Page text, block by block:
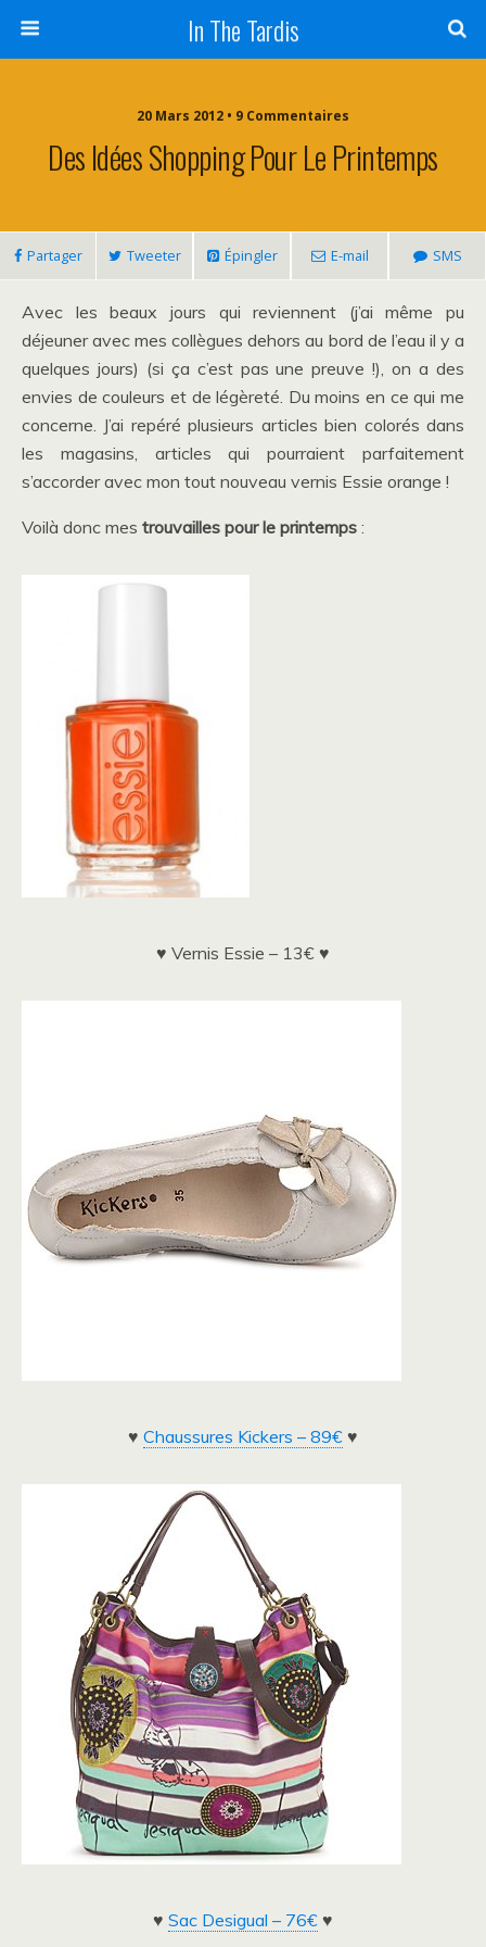
In The Tardis
20 Mars 2012 • 9 Commentaires
Des Idées Shopping Pour Le Printemps
Partager Tweeter Épingler E-mail SMS
Avec les beaux jours qui reviennent (j’ai même pu
déjeuner avec mes collègues dehors au bord de l’eau il y a
quelques jours) (si ça c’est pas une preuve !), on a des
envies de couleurs et de légèreté. Du moins en ce qui me
concerne. J’ai repéré plusieurs articles bien colorés dans
les magasins, articles qui pourraient parfaitement
s’accorder avec mon tout nouveau vernis Essie orange !
Voilà donc mes trouvailles pour le printemps :
♥ Vernis Essie – 13€ ♥
♥ Chaussures Kickers – 89€ ♥
♥ Sac Desigual – 76€ ♥